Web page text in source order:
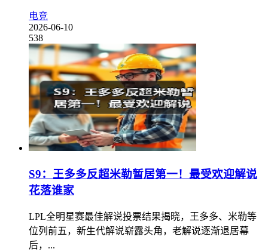
电竞
2026-06-10
538
S9：王多多反超米勒暂居第一！最受欢迎解说
花落谁家
LPL全明星赛最佳解说投票结果揭晓，王多多、米勒等
位列前五，新生代解说崭露头角，老解说逐渐退居幕
后，...